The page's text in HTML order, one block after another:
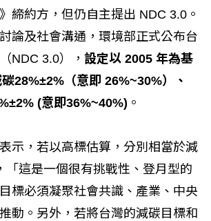
締約方，但仍自主提出 NDC 3.0。
論及社會溝通，環境部正式公布台
NDC 3.0）， 設定以 2005 年為基
28%±2%（意即 26%~30%）、
(意即36%~40%) 。
示，若以高標估算，分別相當於減
「這是一個很有挑戰性、登月型的
標必須凝聚社會共識、產業、中央
動。另外，若將台灣的減碳目標和